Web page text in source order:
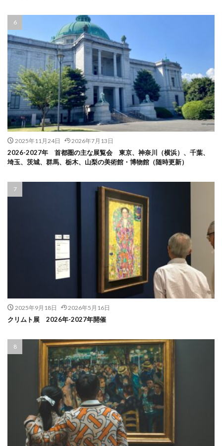
2025年11月24日 2026年7月13日
2026-2027年 首都圏の主な展覧会 東京、神奈川（横浜）、千葉、
埼玉、茨城、群馬、栃木、山梨の美術館・博物館（随時更新）
2025年9月18日 2026年5月16日
クリムト展 2026年-2027年開催